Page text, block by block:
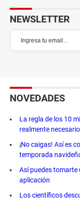
NEWSLETTER
NOVEDADES
La regla de los 10
realmente
¡No caigas! Así es
temporada
Así puedes tomarte
aplicación
Los científicos